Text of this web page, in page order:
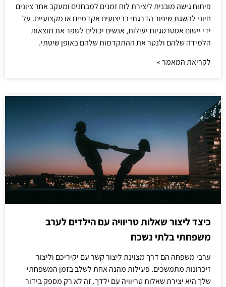
פיתוח גישה מובנית ליצירת לוח זמנים למבחנים ומעקב אחר ציונים
חיוני להשגת שיפור הדרגתי בביצועים אקדמיים או מקצועיים. על
ידי יישום אסטרטגיות יעילות, אנשים יכולים לשפר את תוצאות
הלמידה שלהם ולנטר את ההתקדמות שלהם באופן שיטתי.
לקריאת המאמר »
כיצד ליצור שאלות טריוויה עם הילדים לערב
משפחתי בלתי נשכח
ערבי משפחה הם דרך מצוינת ליצור קשר עם יקיריכם וליצור
זיכרונות מתמשכים. פעילות מהנה אחת לשלב בזמן המשפחתי
שלך היא יצירת שאלות טריוויה עם ילדך. זה לא רק מספק בידור